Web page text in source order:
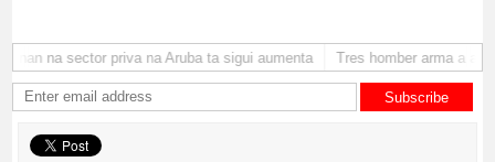
na sector priva na Aruba ta sigui aumenta Tres homber arma a
Subscribe